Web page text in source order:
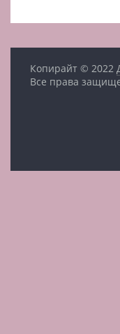
Копирайт © 2022
Все права